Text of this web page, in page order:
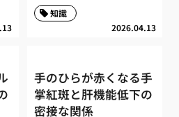
2026.04.13
知識
手のひらが赤くなる手
掌紅斑と肝機能低下の
密接な関係